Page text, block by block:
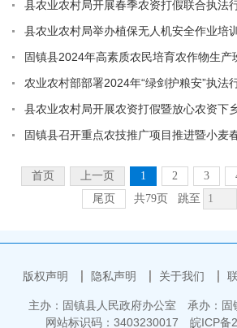
县农业农村局开展春季农资打假联合执法
县农业农村局举办植保无人机安全作业培训
农业农村部部署2024年“绿剑护粮安”执法
首页 上一页 1 2 3
尾页
共79页 跳至
版权声明 隐私声明 关于我们
主办：固镇县人民政府办公室
承办：固
网站标识码：3403230017
皖ICP备